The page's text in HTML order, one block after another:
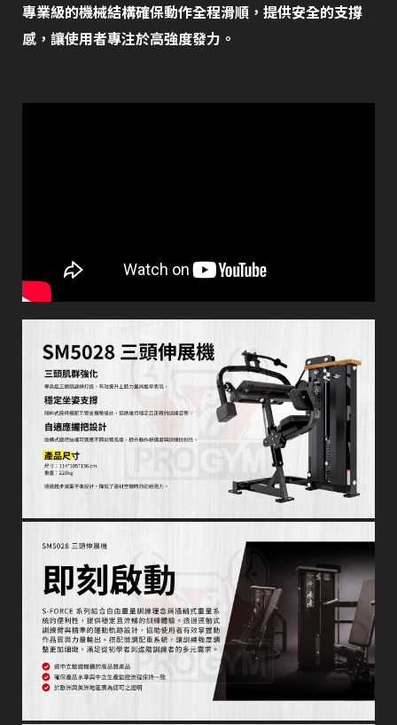
專業級的機械結構確保動作全程滑順，提供安全的支撐
感，讓使用者專注於高強度發力。